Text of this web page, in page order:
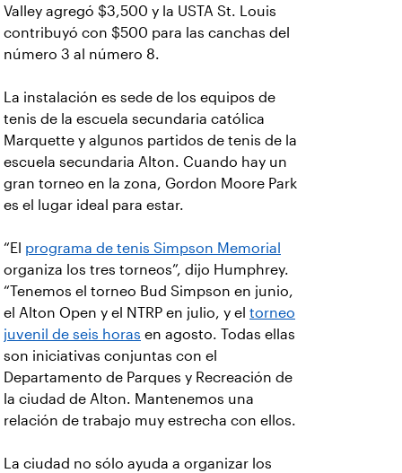
Valley agregó $3,500 y la USTA St. Louis
contribuyó con $500 para las canchas del
número 3 al número 8.
La instalación es sede de los equipos de
tenis de la escuela secundaria católica
Marquette y algunos partidos de tenis de la
escuela secundaria Alton. Cuando hay un
gran torneo en la zona, Gordon Moore Park
es el lugar ideal para estar.
“El programa de tenis Simpson Memorial
organiza los tres torneos”, dijo Humphrey.
“Tenemos el torneo Bud Simpson en junio,
el Alton Open y el NTRP en julio, y el torneo
juvenil de seis horas en agosto. Todas ellas
son iniciativas conjuntas con el
Departamento de Parques y Recreación de
la ciudad de Alton. Mantenemos una
relación de trabajo muy estrecha con ellos.
La ciudad no sólo ayuda a organizar los